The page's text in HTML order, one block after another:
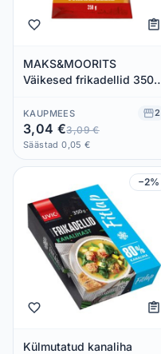
MAKS&MOORITS
Väikesed frikadellid 350g
KAUPMEES 2
3,04 €3,09 €
Säästad 0,05 €
−2%
Külmutatud kanaliha